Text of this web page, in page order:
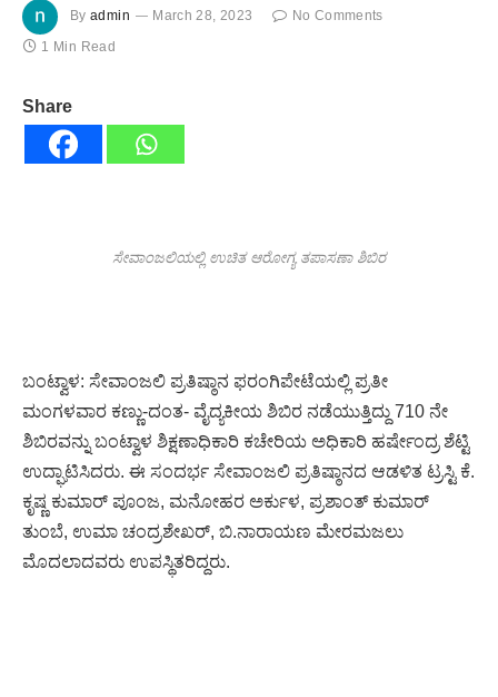
By admin March 28, 2023
No Comments
1 Min Read
Share
ಸೇವಾಂಜಲಿಯಲ್ಲಿ ಉಚಿತ ಆರೋಗ್ಯ ತಪಾಸಣಾ ಶಿಬಿರ
ಬಂಟ್ವಾಳ: ಸೇವಾಂಜಲಿ ಪ್ರತಿಷ್ಠಾನ ಫರಂಗಿಪೇಟೆಯಲ್ಲಿ ಪ್ರತೀ
ಮಂಗಳವಾರ ಕಣ್ಣು-ದಂತ- ವೈದ್ಯಕೀಯ ಶಿಬಿರ ನಡೆಯುತ್ತಿದ್ದು 710 ನೇ
ಶಿಬಿರವನ್ನು ಬಂಟ್ವಾಳ ಶಿಕ್ಷಣಾಧಿಕಾರಿ ಕಚೇರಿಯ ಅಧಿಕಾರಿ ಹರ್ಷೇಂದ್ರ ಶೆಟ್ಟಿ
ಉದ್ಘಾಟಿಸಿದರು. ಈ ಸಂದರ್ಭ ಸೇವಾಂಜಲಿ ಪ್ರತಿಷ್ಠಾನದ ಆಡಳಿತ ಟ್ರಸ್ಟಿ ಕೆ.
ಕೃಷ್ಣ ಕುಮಾರ್ ಪೂಂಜ, ಮನೋಹರ ಅರ್ಕುಳ, ಪ್ರಶಾಂತ್ ಕುಮಾರ್
ತುಂಬೆ, ಉಮಾ ಚಂದ್ರಶೇಖರ್, ಬಿ.ನಾರಾಯಣ ಮೇರಮಜಲು
ಮೊದಲಾದವರು ಉಪಸ್ಥಿತರಿದ್ದರು.